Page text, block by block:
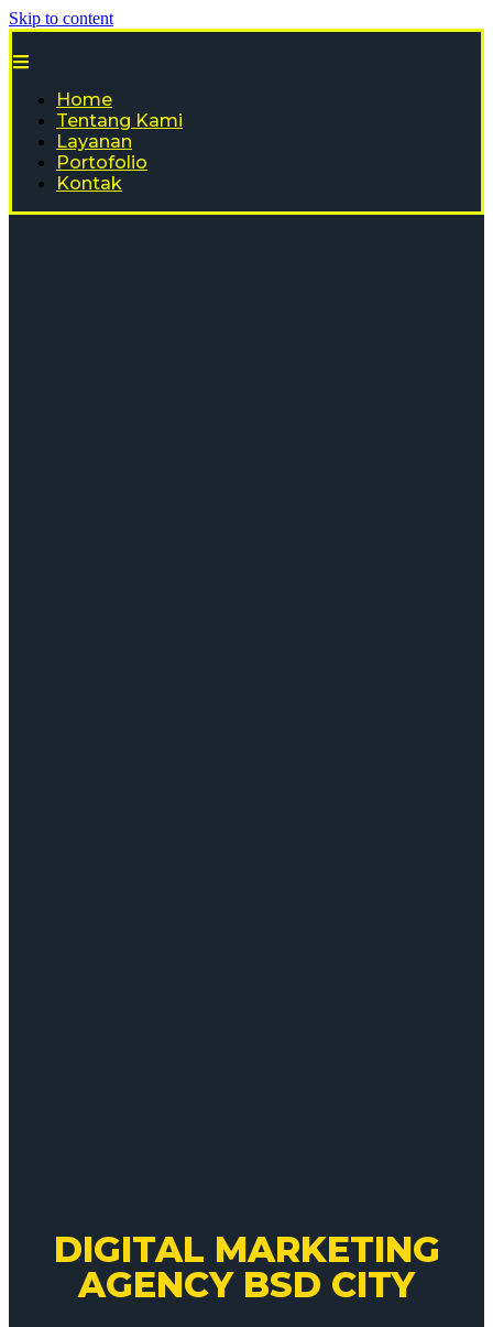
Skip to content
Home
Tentang Kami
Layanan
Portofolio
Kontak
DIGITAL MARKETING
AGENCY BSD CITY